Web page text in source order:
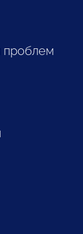
проблем